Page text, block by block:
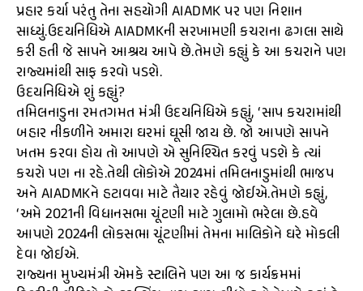
પ્રહાર કર્યા પરંતુ તેના સહયોગી AIADMK પર પણ નિશાન
સાધ્યું.ઉદયનિધિએ AIADMKની સરખામણી કચરાના ઢગલા સાથે
કરી હતી જે સાપને આશ્રય આપે છે.તેમણે કહ્યું કે આ કચરાને પણ
રાજ્યમાંથી સાફ કરવો પડશે.
ઉદયનિધિએ શું કહ્યું?
તમિલનાડુના રમતગમત મંત્રી ઉદયનિધિએ કહ્યું, ‘સાપ કચરામાંથી
બહાર નીકળીને અમારા ઘરમાં ઘૂસી જાય છે. જો આપણે સાપને
ખતમ કરવા હોય તો આપણે એ સુનિશ્ચિત કરવું પડશે કે ત્યાં
કચરો પણ ના રહે.તેથી લોકોએ 2024માં તમિલનાડુમાંથી ભાજપ
અને AIADMKને હટાવવા માટે તૈયાર રહેવું જોઈએ.તેમણે કહ્યું,
‘અમે 2021ની વિધાનસભા ચૂંટણી માટે ગુલામો ભરેલા છે.હવે
આપણે 2024ની લોકસભા ચૂંટણીમાં તેમના માલિકોને ઘરે મોકલી
દેવા જોઈએ.
રાજ્યના મુખ્યમંત્રી એમકે સ્ટાલિને પણ આ જ કાર્યક્રમમાં